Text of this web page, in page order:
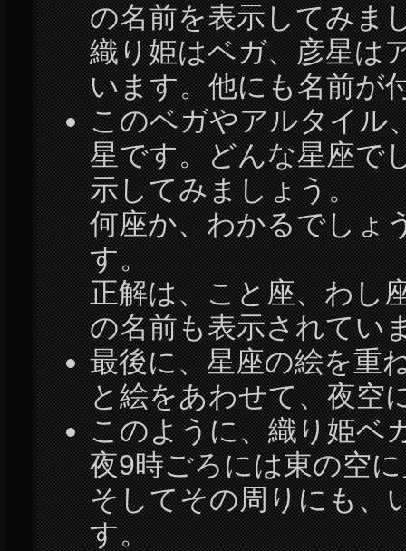
の名前を表示してみま
織り姫はベガ、彦星は
います。他にも名前が
このベガやアルタイル
星です。どんな星座で
示してみましょう。
何座か、わかるでしょ
す。
正解は、こと座、わし
の名前も表示されてい
最後に、星座の絵を重
と絵をあわせて、夜空
このように、織り姫ベ
夜9時ごろには東の空
そしてその周りにも、
す。